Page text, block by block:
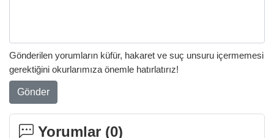
Gönderilen yorumların küfür, hakaret ve suç unsuru içermemesi
gerektiğini okurlarımıza önemle hatırlatırız!
Gönder
Yorumlar (0)